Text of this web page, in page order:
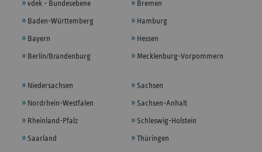
vdek - Bundesebene
Baden-Württemberg
Bayern
Berlin/Brandenburg
Bremen
Hamburg
Hessen
Mecklenburg-Vorpommern
Niedersachsen
Nordrhein-Westfalen
Rheinland-Pfalz
Saarland
Sachsen
Sachsen-Anhalt
Schleswig-Holstein
Thüringen